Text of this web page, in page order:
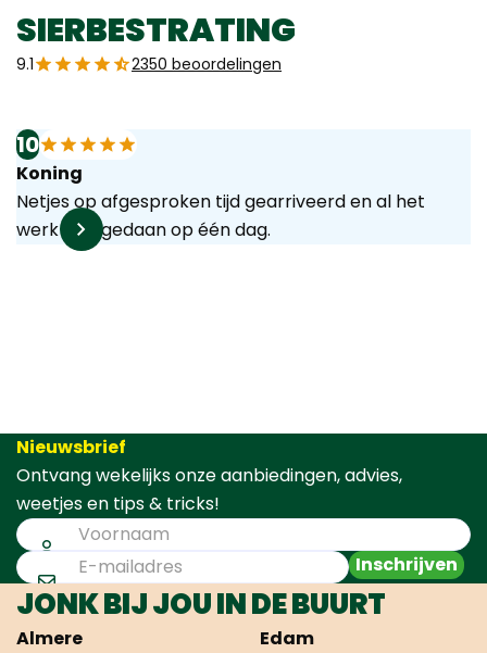
SIERBESTRATING
9.1 2350 beoordelingen
10
Koning
Netjes op afgesproken tijd gearriveerd en al het
werk was gedaan op één dag.
Nieuwsbrief
Ontvang wekelijks onze aanbiedingen, advies,
weetjes en tips & tricks!
Inschrijven
JONK BIJ JOU IN DE BUURT
Almere
Edam